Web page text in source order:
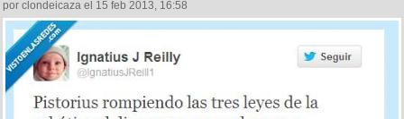
por clondeicaza el 15 feb 2013, 16:58